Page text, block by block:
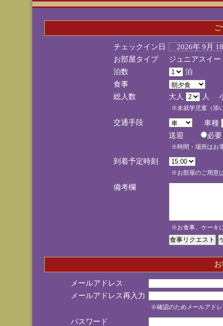
チェックイン日
2026年 9月
お部屋タイプ
ジュニアスイ
泊数
泊
食事
総人数
大人 人
※未就学児童（添
交通手段
車種
送迎
※時間・場所はお
到着予定時刻
※お部屋のご用意
備考欄
※お食事、ケーキ
メールアドレス
メールアドレス再入力
※確認のためメールアド
パスワード